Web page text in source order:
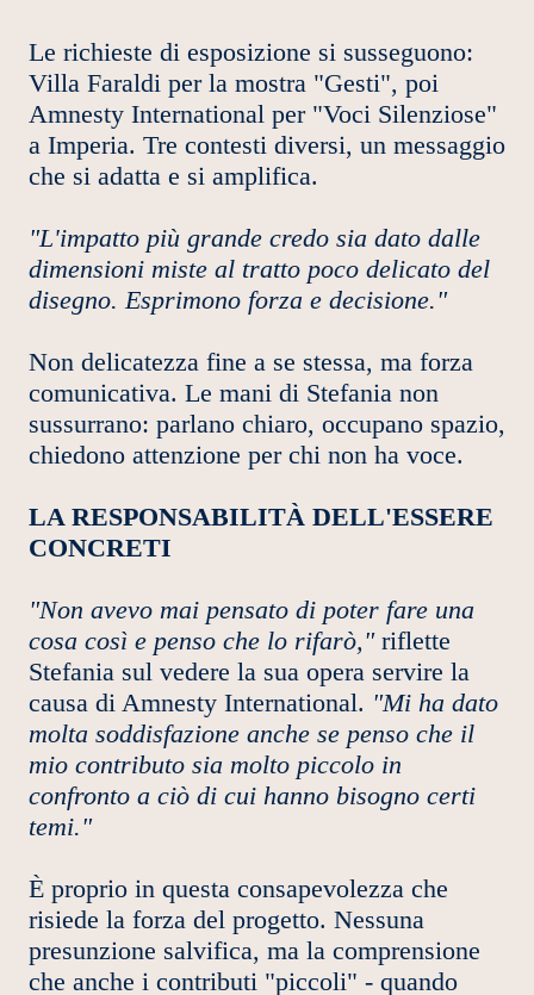
Le richieste di esposizione si susseguono:
Villa Faraldi per la mostra "Gesti", poi
Amnesty International per "Voci Silenziose"
a Imperia. Tre contesti diversi, un messaggio
che si adatta e si amplifica.
"L'impatto più grande credo sia dato dalle
dimensioni miste al tratto poco delicato del
disegno. Esprimono forza e decisione."
Non delicatezza fine a se stessa, ma forza
comunicativa. Le mani di Stefania non
sussurrano: parlano chiaro, occupano spazio,
chiedono attenzione per chi non ha voce.
LA RESPONSABILITÀ DELL'ESSERE
CONCRETI
"Non avevo mai pensato di poter fare una
cosa così e penso che lo rifarò,"riflette
Stefania sul vedere la sua opera servire la
causa di Amnesty International. "Mi ha dato
molta soddisfazione anche se penso che il
mio contributo sia molto piccolo in
confronto a ciò di cui hanno bisogno certi
temi."
È proprio in questa consapevolezza che
risiede la forza del progetto. Nessuna
presunzione salvifica, ma la comprensione
che anche i contributi "piccoli" - quando